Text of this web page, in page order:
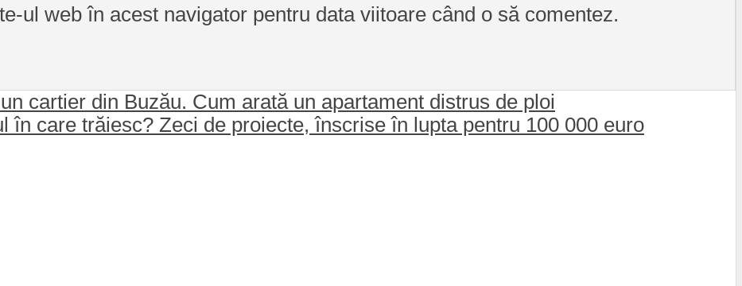
ul web în acest navigator pentru data viitoare când o să comentez.
cartier din Buzău. Cum arată un apartament distrus de ploi
în care trăiesc? Zeci de proiecte, înscrise în lupta pentru 100 000 euro